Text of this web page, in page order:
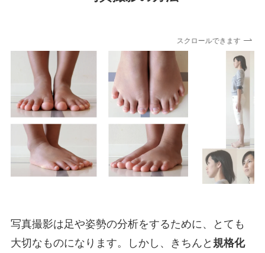
スクロールできます
写真撮影は足や姿勢の分析をするために、とても
大切なものになります。しかし、きちんと 規格化